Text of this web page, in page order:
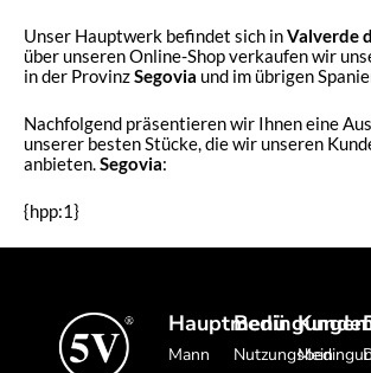
Unser Hauptwerk befindet sich inValverde
über unseren Online-Shop verkaufen wir
in der ProvinzSegovia und im übrigen
Nachfolgend präsentieren wir Ihnen eine
unserer besten Stücke, die wir unseren
anbieten.Segovia:
{hpp:1}
Hauptmenü
Mann
Bedingungen
Mein